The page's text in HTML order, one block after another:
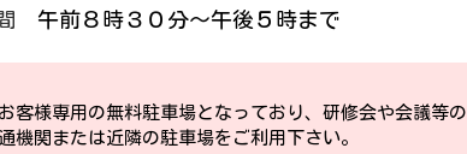
午前８時３０分～午後５時まで
客様専用の無料駐車場となっており、研修会や会議等の
関または近隣の駐車場をご利用下さい。